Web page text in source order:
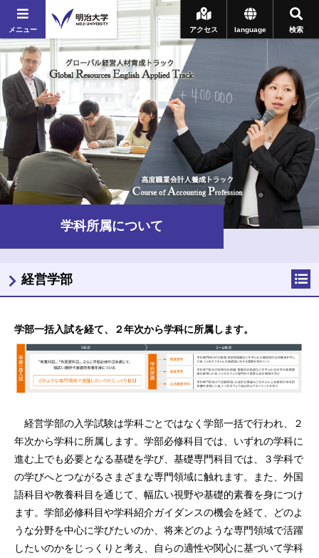
メニュー 検索
language
アクセス
学科所属について
学部一括入試を経て、２年次から学科に所属します。
経営学部の入学試験は学科ごとではなく学部一括で行われ、２
年次から学科に所属します。学部必修科目では、いずれの学科に
進む上でも必要となる基礎を学び、基礎専門科目では、３学科で
の学びへとつながるさまざまな専門領域に触れます。また、外国
語科目や教養科目を通じて、幅広い視野や基礎的素養を身につけ
ます。学部必修科目や学科紹介ガイダンスの機会を経て、どのよ
うな分野を中心に学びたいのか、将来どのような専門領域で活躍
したいのかをじっくりと考え、自らの適性や関心に基づいて学科
経営学部